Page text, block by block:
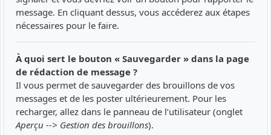
message. En cliquant dessus, vous accéderez aux étapes
nécessaires pour le faire.
À quoi sert le bouton « Sauvegarder » dans la page
de rédaction de message ?
Il vous permet de sauvegarder des brouillons de vos
messages et de les poster ultérieurement. Pour les
recharger, allez dans le panneau de l’utilisateur (onglet
Aperçu --> Gestion des brouillons).